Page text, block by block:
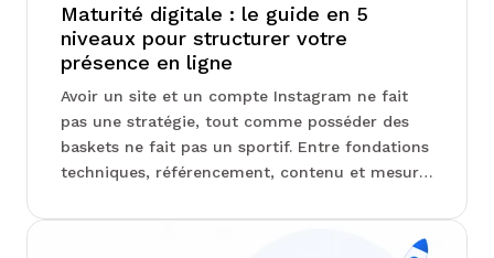
Maturité digitale : le guide en 5
niveaux pour structurer votre
présence en ligne
Avoir un site et un compte Instagram ne fait
pas une stratégie, tout comme posséder des
baskets ne fait pas un sportif. Entre fondations
techniques, référencement, contenu et mesure
par étapes, et savoir où l'on se situe change
tout. Chez Junto, on vous explique comment